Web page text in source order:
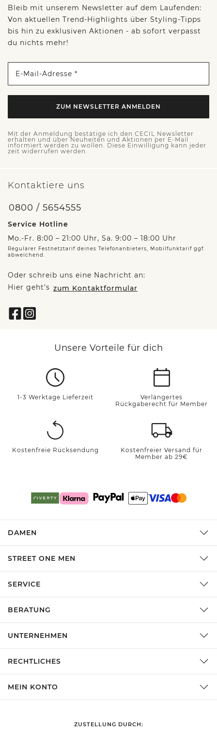
Bleib mit unserem Newsletter auf dem Laufenden:
Von aktuellen Trend-Highlights über Styling-Tipps
bis hin zu exklusiven Aktionen - ab sofort verpasst
du nichts mehr!
E-Mail-Adresse *
ZUM NEWSLETTER ANMELDEN
Mit der Anmeldung bestätige ich den CECIL Newsletter
erhalten und über Neuheiten und Aktionen per E-Mail
informiert werden zu wollen. Diese Einwilligung kann jeder
zeit widerrufen werden.
Kontaktiere uns
0800 / 5654555
Service Hotline
Mo.-Fr. 8:00 – 21:00 Uhr, Sa. 9:00 – 18:00 Uhr
Regulärer Festnetztarif deines Telefonanbieters, Mobilfunktarif ggf.
abweichend.
Oder schreib uns eine Nachricht an:
Hier geht’s zum Kontaktformular
Unsere Vorteile für dich
1-3 Werktage Lieferzeit
Verlängertes
Rückgaberecht für Member
Kostenfreie Rücksendung
Kostenfreier Versand für
Member ab 29€
DAMEN
STREET ONE MEN
SERVICE
BERATUNG
UNTERNEHMEN
RECHTLICHES
MEIN KONTO
ZUSTELLUNG DURCH: